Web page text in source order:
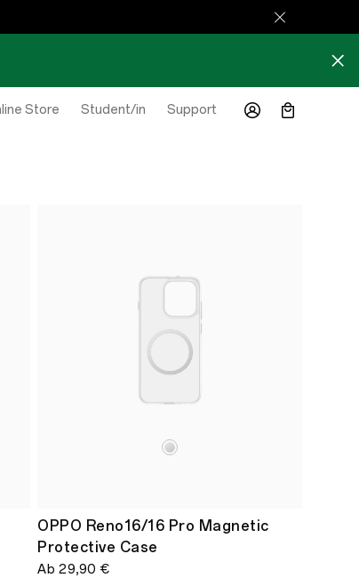
Store Student/in Support
OPPO Reno16/16 Pro Magnetic
Protective Case
Ab 29,90 €